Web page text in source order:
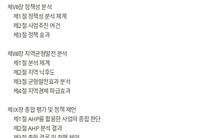
제Ⅶ장 정책성 분석
제1절 정책성 분석 체계
제2절 사업추진 여건
제3절 정책 효과
제Ⅷ장 지역균형발전 분석
제1절 분석 체계
제2절 지역 낙후도
제3절 균형발전효과 분석
제4절 지역경제 파급효과
제Ⅸ장 종합 평가 및 정책 제언
제1절 AHP를 활용한 사업의 종합 판단
제2절 AHP 분석 결과